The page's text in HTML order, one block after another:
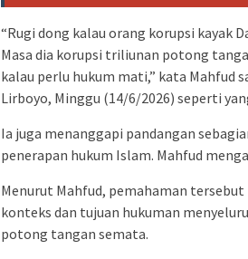
“Rugi dong kalau orang korupsi kayak
Masa dia korupsi triliunan potong
kalau perlu hukum mati,” kata Mahfud
Lirboyo, Minggu (14/6/2026) seperti
Ia juga menanggapi pandangan
penerapan hukum Islam. Mahfud
Menurut Mahfud, pemahaman
konteks dan tujuan hukuman
potong tangan semata.